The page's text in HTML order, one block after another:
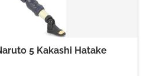
5 Kakashi Hatake